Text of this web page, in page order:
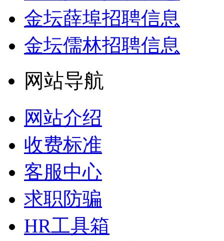
金坛薛埠招聘信息
金坛儒林招聘信息
网站导航
网站介绍
收费标准
客服中心
求职防骗
HR工具箱